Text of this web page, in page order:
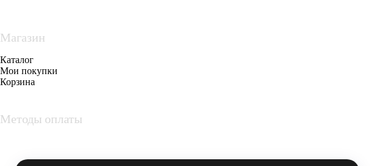
Магазин
Каталог
Мои покупки
Корзина
Методы оплаты